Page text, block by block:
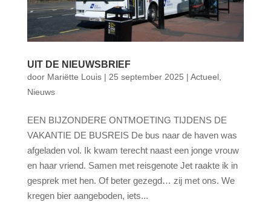
UIT DE NIEUWSBRIEF
door Mariëtte Louis| 25 september 2025 | Actueel,
Nieuws
EEN BIJZONDERE ONTMOETING TIJDENS DE
VAKANTIE DE BUSREIS De bus naar de haven was
afgeladen vol. Ik kwam terecht naast een jonge vrouw
en haar vriend. Samen met reisgenote Jet raakte ik in
gesprek met hen. Of beter gezegd… zij met ons. We
kregen bier aangeboden, iets...